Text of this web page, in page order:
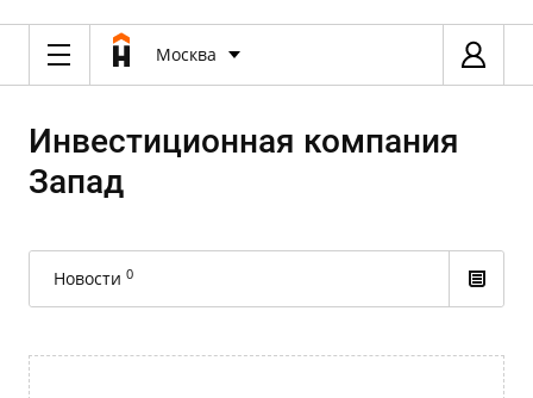
Москва
Инвестиционная компания
Запад
Новости 0